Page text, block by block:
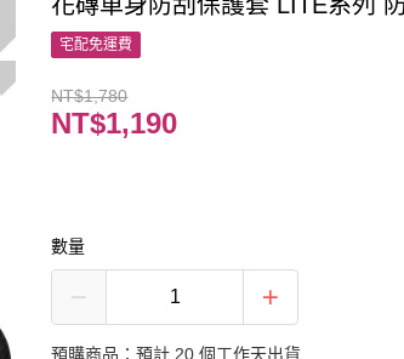
宅配免運費
NT$1,780
NT$1,190
數量
預購商品：預計 20 個工作天出貨